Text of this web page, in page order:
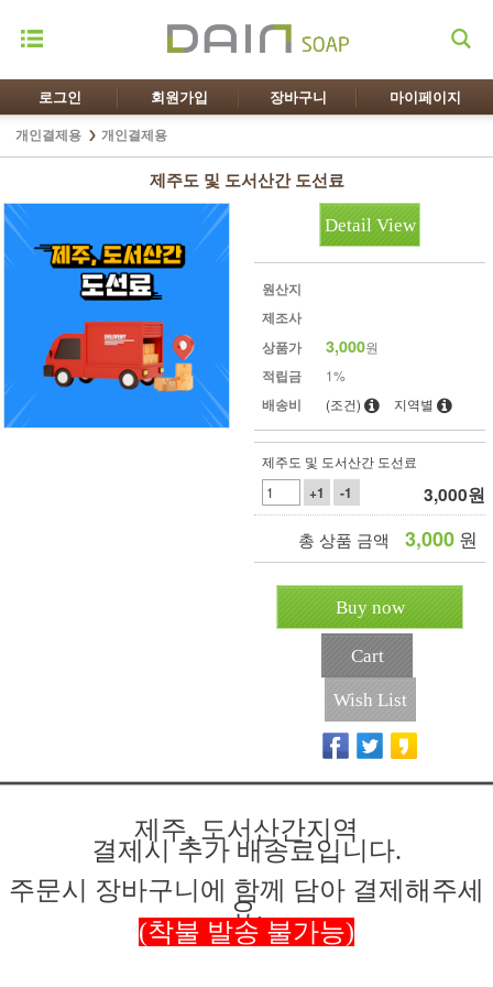
로그인 회원가입 장바구니 마이페이지
개인결제용 개인결제용
제주도 및 도서산간 도선료
Detail View
원산지
제조사
상품가
3,000원
적립금 1%
배송비 (조건) 지역별
제주도 및 도서산간 도선료
+1 -1 3,000원
총 상품 금액 3,000 원
Buy now
Cart
Wish List
제주, 도서산간지역
결제시 추가 배송료입니다.
주문시 장바구니에 함께 담아 결제해주세
요.
(착불 발송 불가능)